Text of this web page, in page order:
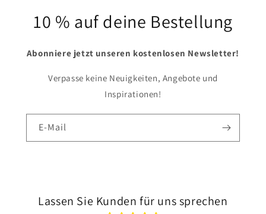
10 % auf deine Bestellung
Abonniere jetzt unseren kostenlosen Newsletter!
Verpasse keine Neuigkeiten, Angebote und
Inspirationen!
E-Mail
Lassen Sie Kunden für uns sprechen